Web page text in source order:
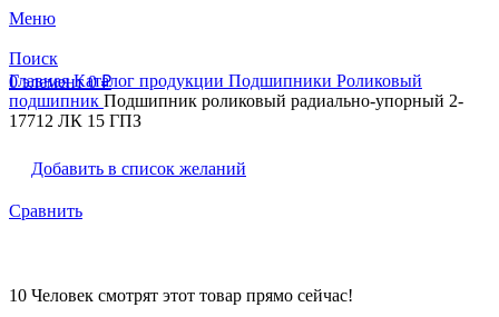
Меню
Поиск
0элемент 0₽
ГлавнаяКаталог продукции Подшипники Роликовый
подшипник Подшипник роликовый радиально-упорный 2-
17712 ЛК 15 ГПЗ
Добавить в список желаний
Сравнить
10 Человек смотрят этот товар прямо сейчас!